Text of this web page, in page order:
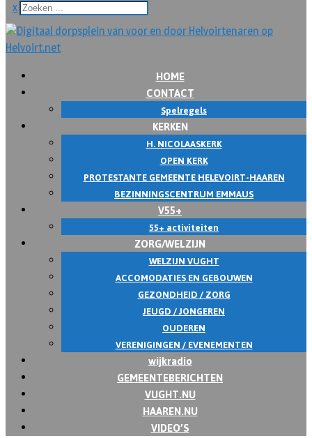
x
HOME
CONTACT
Spelregels
KERKEN
H. NICOLAASKERK
OPEN KERK
PROTESTANTE GEMEENTE HELEVOIRT-HAAREN
BEZINNINGSCENTRUM EMMAUS
V55+
55+ activiteiten
ZORG/WELZIJN
WELZIJN VUGHT
ACCOMODATIES EN GEBOUWEN
GEZONDHEID / ZORG
JEUGD / JONGEREN
OUDEREN
VERENIGINGEN / EVENEMENTEN
wijkradio
GEMEENTEBERICHTEN
VUGHT.NU
HAAREN.NU
VIDEO’S